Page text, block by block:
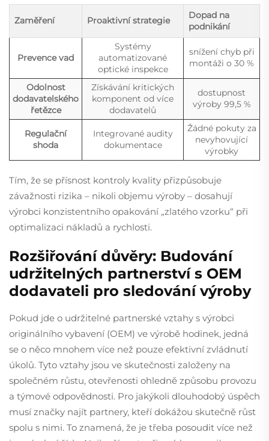
Zaměření Proaktivní strategie
Dopad na
podnikání
Prevence vad
Systémy
automatizované
optické inspekce
snížení chyb při
montáži o 30 %
Odolnost
dodavatelského
řetězce
Získávání kritických
komponent od více
dodavatelů
dostupnost
výroby 99,5 %
Regulační
shoda
Integrované audity
dokumentace
Žádné pokuty za
nevyhovující
výrobky
Tím, že se přísnost kontroly kvality přizpůsobuje
závažnosti rizika – nikoli objemu výroby – dosahují
výrobci konzistentního opakování „zlatého vzorku“ při
optimalizaci nákladů a rychlosti.
Rozšiřování důvěry: Budování
udržitelných partnerství s OEM
dodavateli pro sledování výroby
Pokud jde o udržitelné partnerské vztahy s výrobci
originálního vybavení (OEM) ve výrobě hodinek, jedná
se o něco mnohem více než pouze efektivní zvládnutí
úkolů. Tyto vztahy jsou ve skutečnosti založeny na
společném růstu, otevřenosti ohledně způsobu provozu
a týmové odpovědnosti. Pro jakýkoli dlouhodobý úspěch
musí značky najít partnery, kteří dokážou skutečně růst
spolu s nimi. To znamená, že je třeba posoudit více než